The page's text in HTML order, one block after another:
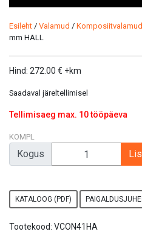
Esileht / Valamud / Komposiitvalamud
mm HALL
Hind: 272.00 € +km
Saadaval järeltellimisel
Tellimisaeg max. 10 tööpäeva
KOMPL
Kogus
KATALOOG (PDF)
Tootekood: VCON41HA